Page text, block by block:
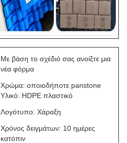
Με βάση το σχέδιό σας ανοίξτε μια
νέα φόρμα
Χρώμα: οποιοδήποτε panstone
Υλικό: HDPE πλαστικό
Λογότυπο: Χάραξη
Χρόνος δειγμάτων: 10 ημέρες
κατόπιν